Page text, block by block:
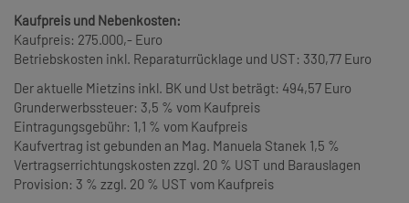
Kaufpreis und Nebenkosten:
Kaufpreis: 275.000,- Euro
Betriebskosten inkl. Reparaturrücklage und UST: 330,77 Euro
Der aktuelle Mietzins inkl. BK und Ust beträgt: 494,57 Euro
Grunderwerbssteuer: 3,5 % vom Kaufpreis
Eintragungsgebühr: 1,1 % vom Kaufpreis
Kaufvertrag ist gebunden an Mag. Manuela Stanek 1,5 %
Vertragserrichtungskosten zzgl. 20 % UST und Barauslagen
Provision: 3 % zzgl. 20 % UST vom Kaufpreis